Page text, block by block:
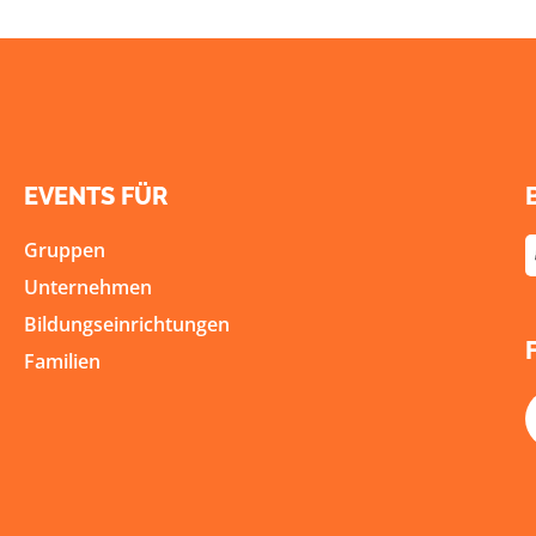
EVENTS FÜR
Gruppen
Unternehmen
Bildungseinrichtungen
Familien